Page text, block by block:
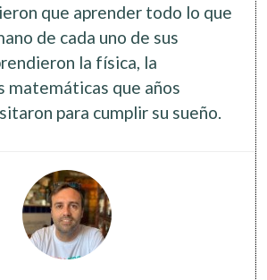
que aprender todo lo que
de cada uno de sus
la física, la
matemáticas que años
para cumplir su sueño.